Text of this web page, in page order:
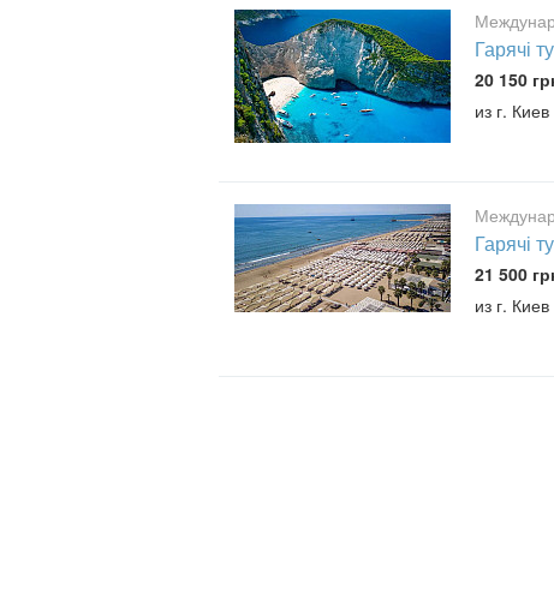
Гарячі
20 150
из г. Киев
Гарячі
21 500
из г. Киев